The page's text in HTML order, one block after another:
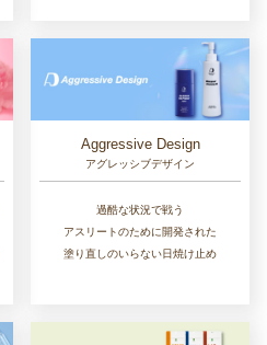
Aggressive Design
アグレッシブデザイン
過酷な状況で戦う
アスリートのために開発された
塗り直しのいらない日焼け止め